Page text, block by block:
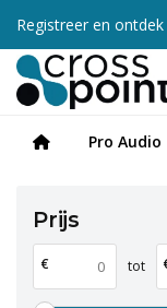
Registreer en
Pro Audio
Prijs
€ tot